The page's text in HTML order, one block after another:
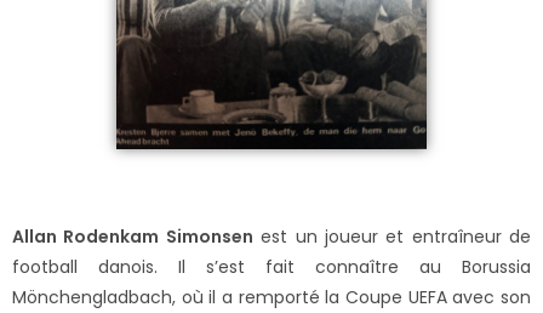
Allan Rodenkam Simonsen est un joueur et entraîneur de
football danois. Il s’est fait connaître au Borussia
Mönchengladbach, où il a remporté la Coupe UEFA avec son